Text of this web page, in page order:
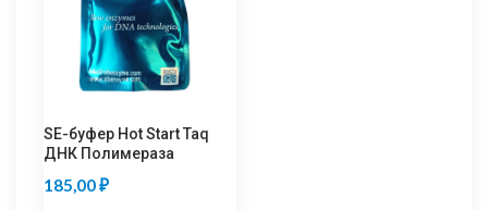
SE-буфер Hot Start Taq
ДНК Полимераза
185,00₽